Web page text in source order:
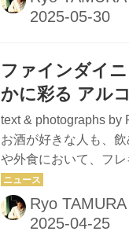
パビリオンの「ミシュ
の飲食店舗は、会場
のハイレベル！ 中央
ドナウ川が流れ、丘
然が広がる農業国だ。
ては、東部トカイ周辺
ミント主体の甘口貴腐
に有名だが、実はハン
時代からブドウ栽培
ファインダイ
かに彩る アル
のプレミアム・
ールスパーク
「フレンチ・
text & photographs by
お酒が好きな人も、
や外食において、フ
コールとノンアルコー
て選択できるシーンが
つある時代。「フレン
Ryo TAMURA